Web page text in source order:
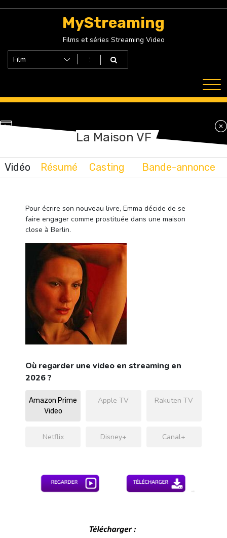
MyStreaming
Films et séries Streaming Video
La Maison VF
Vidéo Résumé Casting Bande-annonce
Pour écrire son nouveau livre, Emma décide de se
faire engager comme prostituée dans une maison
close à Berlin.
Où regarder une video en streaming en
2026 ?
Amazon Prime
Video
Apple TV Rakuten TV
Netflix Disney+ Canal+